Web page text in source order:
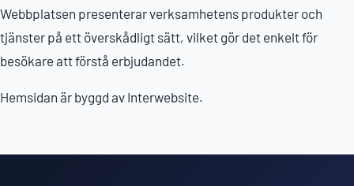
Webbplatsen presenterar verksamhetens produkter och
tjänster på ett överskådligt sätt, vilket gör det enkelt för
besökare att förstå erbjudandet.
Hemsidan är byggd av Interwebsite.